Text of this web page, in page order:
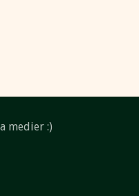
medier :)